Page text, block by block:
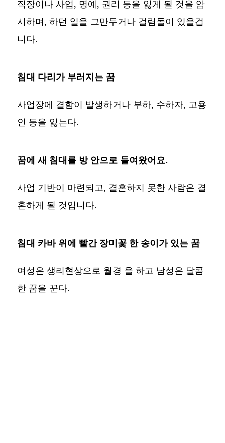
직장이나 사업, 명예, 권리 등을 잃게 될 것을 암
시하며, 하던 일을 그만두거나 걸림돌이 있을겁
니다.
침대 다리가 부러지는 꿈
사업장에 결함이 발생하거나 부하, 수하자, 고용
인 등을 잃는다.
꿈에 새 침대를 방 안으로 들여왔어요.
사업 기반이 마련되고, 결혼하지 못한 사람은 결
혼하게 될 것입니다.
침대 카바 위에 빨간 장미꽃 한 송이가 있는 꿈
여성은 생리현상으로 월경 을 하고 남성은 달콤
한 꿈을 꾼다.